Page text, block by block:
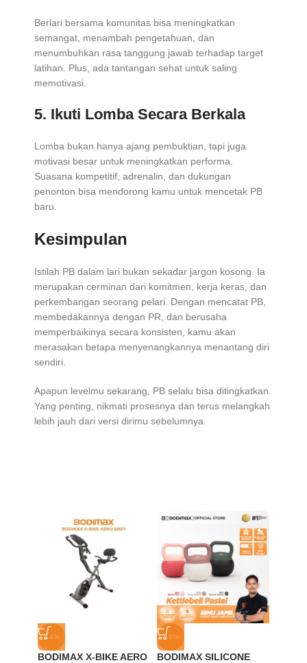
Berlari bersama komunitas bisa meningkatkan
semangat, menambah pengetahuan, dan
menumbuhkan rasa tanggung jawab terhadap target
latihan. Plus, ada tantangan sehat untuk saling
memotivasi.
5. Ikuti Lomba Secara Berkala
Lomba bukan hanya ajang pembuktian, tapi juga
motivasi besar untuk meningkatkan performa.
Suasana kompetitif, adrenalin, dan dukungan
penonton bisa mendorong kamu untuk mencetak PB
baru.
Kesimpulan
Istilah PB dalam lari bukan sekadar jargon kosong. Ia
merupakan cerminan dari komitmen, kerja keras, dan
perkembangan seorang pelari. Dengan mencatat PB,
membedakannya dengan PR, dan berusaha
memperbaikinya secara konsisten, kamu akan
merasakan betapa menyenangkannya menantang diri
sendiri.
Apapun levelmu sekarang, PB selalu bisa ditingkatkan.
Yang penting, nikmati prosesnya dan terus melangkah
lebih jauh dari versi dirimu sebelumnya.
-14%
BODIMAX X-BIKE AERO
-19%
BODIMAX SILICONE